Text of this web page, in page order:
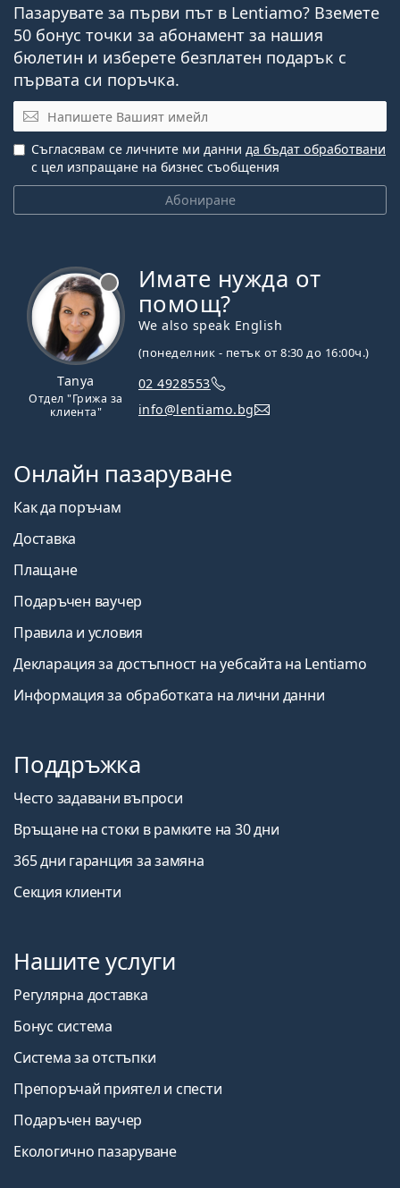
Пазарувате за първи път в Lentiamo? Вземете
50 бонус точки за абонамент за нашия
бюлетин и изберете безплатен подарък с
първата си поръчка.
Имейл
Абониране
Съгласявам се личните ми данни да бъдат обработвани
с цел изпращане на бизнес съобщения
Tanya
Отдел "Грижа за
клиента"
Имате нужда от
помощ?
We also speak English
(понеделник - петък от 8:30 до 16:00ч.)
02 4928553
info@lentiamo.bg
Онлайн пазаруване
Как да поръчам
Доставка
Плащане
Подаръчен ваучер
Правила и условия
Декларация за достъпност на уебсайта на Lentiamo
Информация за обработката на лични данни
Поддръжка
Често задавани въпроси
Връщане на стоки в рамките на 30 дни
365 дни гаранция за замяна
Секция клиенти
Нашите услуги
Регулярна доставка
Бонус система
Система за отстъпки
Препоръчай приятел и спести
Подаръчен ваучер
Екологично пазаруване